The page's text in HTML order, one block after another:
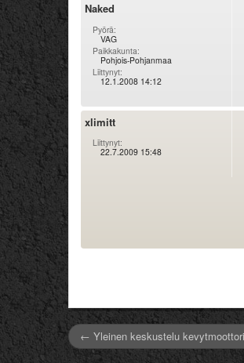
Naked
Pyörä:
VAG
Paikkakunta:
Pohjois-Pohjanmaa
Liittynyt:
12.1.2008 14:12
xlimitt
Liittynyt:
22.7.2009 15:48
← Yleinen keskustelu